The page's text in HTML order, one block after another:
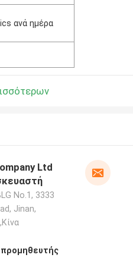
ανά ημέρα
Ltd
No.1, 3333
Jinan,
προμηθευτής